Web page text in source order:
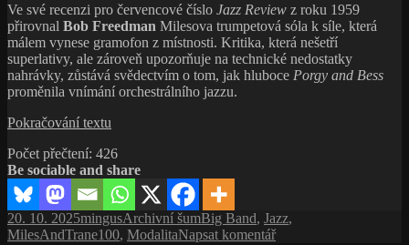
Ve své recenzi pro červencové číslo Jazz Review z roku 1959
přirovnal Bob Freedman Milesova trumpetová sóla k síle, která
málem vynese gramofon z místnosti. Kritika, která nešetří
superlativy, ale zároveň upozorňuje na technické nedostatky
nahrávky, zůstává svědectvím o tom, jak hluboce Porgy and Bess
proměnila vnímání orchestrálního jazzu.
Pokračování textu
Bess
–
příběh
o barvách,
prostoru
a dokonalém
Počet přečtení: 426
Be sociable and share
Publikováno:
20. 10. 2025Autor:
mingusRubriky:
Archivní šumŠtítky:
Big Band, Jazz,
MilesAndTrane100, ModalitaNapsat komentářpro